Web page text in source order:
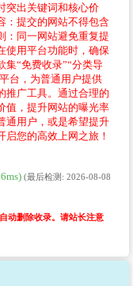
突出关键词和核心价
：提交的网站不得包含
：同一网站避免重复提
使用平台功能时，确保
集“免费收录”“分类导
台，为普通用户提供
推广工具。通过合理的
值，提升网站的曝光率
通用户，或是希望提升
启您的高效上网之旅！
(最后检测: 2026-08-08
动删除收录。请站长注意